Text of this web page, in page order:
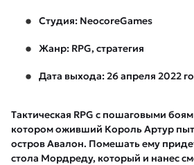
Студия: NeocoreGames
Жанр: RPG, стратегия
Дата выхода: 26 апреля 2022
Тактическая RPG с пошаговыми
котором оживший Король Артур
остров Авалон. Помешать ему
стола Мордреду, который и нанес